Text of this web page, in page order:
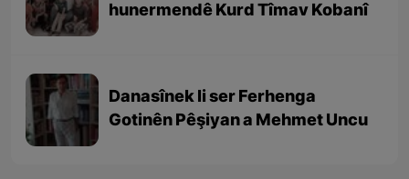
hunermendê Kurd Tîmav Kobanî
Danasînek li ser Ferhenga
Gotinên Pêşiyan a Mehmet Uncu